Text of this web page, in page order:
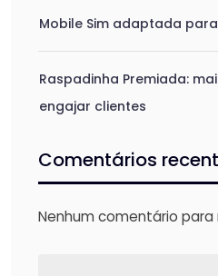
Mobile Sim adaptada para
Raspadinha Premiada:
engajar clientes
Comentários
Nenhum comentário para